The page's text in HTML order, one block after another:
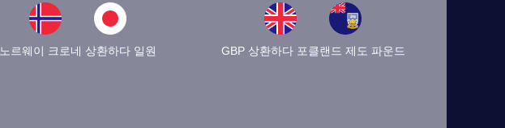
노르웨이 크로네 상환하다 일원 GBP 상환하다 포클랜드 제도 파운드